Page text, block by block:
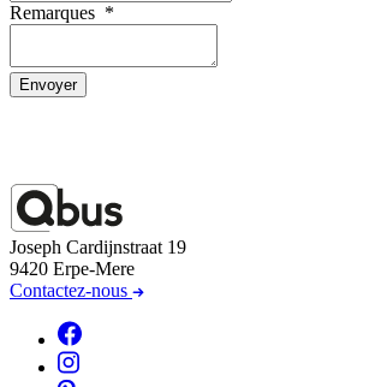
Remarques *
Envoyer
Joseph Cardijnstraat 19
9420 Erpe-Mere
Contactez-nous